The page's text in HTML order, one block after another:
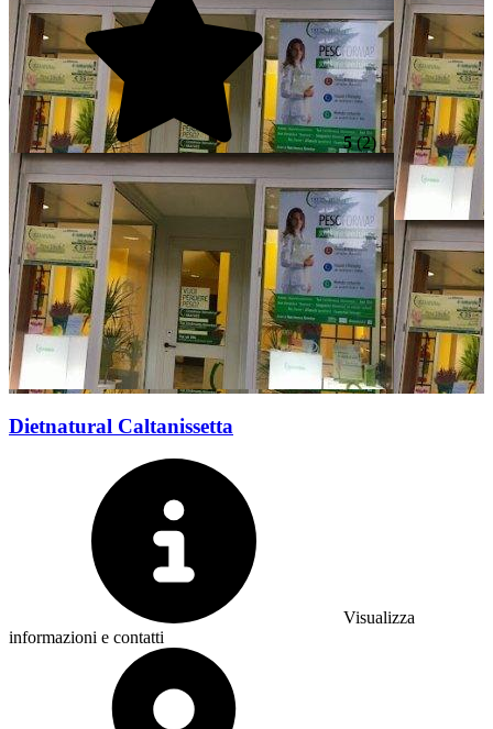
5(2)
Dietnatural Caltanissetta
Visualizza
informazioni e contatti